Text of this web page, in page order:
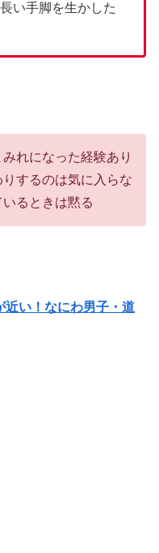
い手脚を生かした
れになった経験あり
りするのは気に入らな
るときは黙る
近い！なにわ男子・道